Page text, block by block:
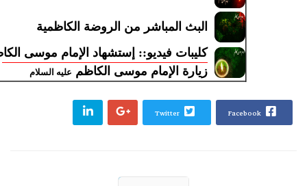
البث المباشر من الروضة الكاظمية
كليبات فيديو:: إستشهاد الإمام موسى
زيارة الإمام موسى الكاظم عليه السلام